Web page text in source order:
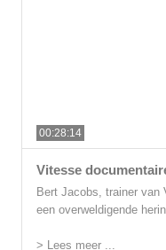
00:28:14
Vitesse
Bert Jacobs, trainer van
een overweldigende
> Lees meer ...